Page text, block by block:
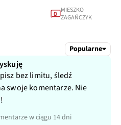
0 MIESZKO
ZAGAŃCZYK
Popularne
bez limitu, śledź
swoje komentarze. Nie
w ciągu 14 dni